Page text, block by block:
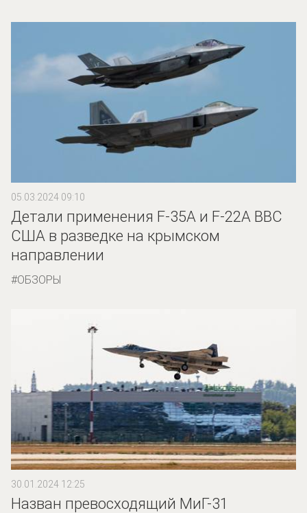
05.03.2024 09:10
Детали применения F-35A и F-22A ВВС
США в разведке на крымском
направлении
ОБЗОРЫ
30.01.2024 12:25
Назван превосходящий МиГ-31